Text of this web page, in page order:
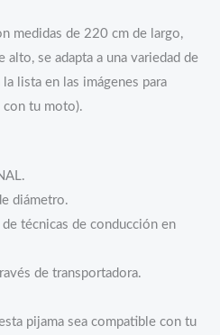
medidas de 220 cm de largo,
se adapta a una variedad de
lista en las imágenes para
con tu moto).
diámetro.
técnicas de conducción en
de transportadora.
pijama sea compatible con tu